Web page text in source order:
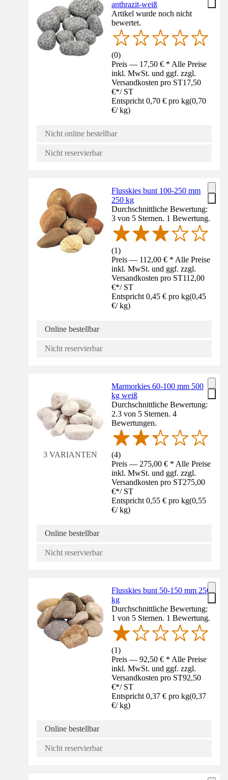
anthrazit-weiß
Artikel wurde noch nicht
bewertet.
(0)
Preis — 17,50 € * Alle Preise
inkl. MwSt. und ggf. zzgl.
Versandkosten pro ST17,50
€*/ ST
Entspricht 0,70 € pro kg(0,70
€/ kg)
Nicht online bestellbar
Nicht reservierbar
Flusskies bunt 100-250 mm
250 kg
Durchschnittliche Bewertung:
3 von 5 Sternen. 1 Bewertung.
(1)
Preis — 112,00 € * Alle Preise
inkl. MwSt. und ggf. zzgl.
Versandkosten pro ST112,00
€*/ ST
Entspricht 0,45 € pro kg(0,45
€/ kg)
Online bestellbar
Nicht reservierbar
3 VARIANTEN
Marmorkies 60-100 mm 500
kg weiß
Durchschnittliche Bewertung:
2.3 von 5 Sternen. 4
Bewertungen.
(4)
Preis — 275,00 € * Alle Preise
inkl. MwSt. und ggf. zzgl.
Versandkosten pro ST275,00
€*/ ST
Entspricht 0,55 € pro kg(0,55
€/ kg)
Online bestellbar
Nicht reservierbar
Flusskies bunt 50-150 mm 250
kg
Durchschnittliche Bewertung:
1 von 5 Sternen. 1 Bewertung.
(1)
Preis — 92,50 € * Alle Preise
inkl. MwSt. und ggf. zzgl.
Versandkosten pro ST92,50
€*/ ST
Entspricht 0,37 € pro kg(0,37
€/ kg)
Online bestellbar
Nicht reservierbar